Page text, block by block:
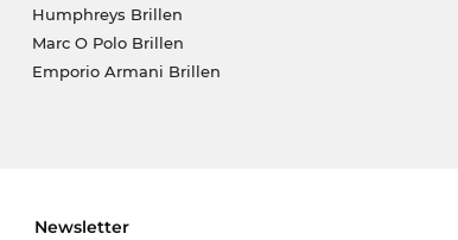
Humphreys Brillen
Marc O Polo Brillen
Emporio Armani Brillen
Newsletter